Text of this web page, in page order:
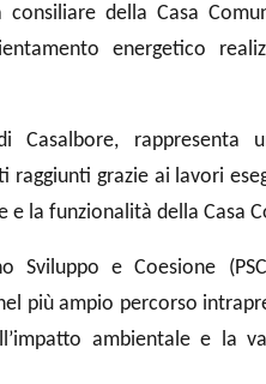
della Casa
energetico
di Casalbore,
grazie ai lavori
e la funzionalità della Casa
Sviluppo e Coesione
più ampio percorso
ambientale e la